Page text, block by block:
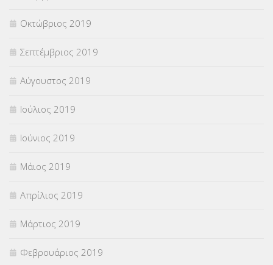
Οκτώβριος 2019
Σεπτέμβριος 2019
Αύγουστος 2019
Ιούλιος 2019
Ιούνιος 2019
Μάιος 2019
Απρίλιος 2019
Μάρτιος 2019
Φεβρουάριος 2019